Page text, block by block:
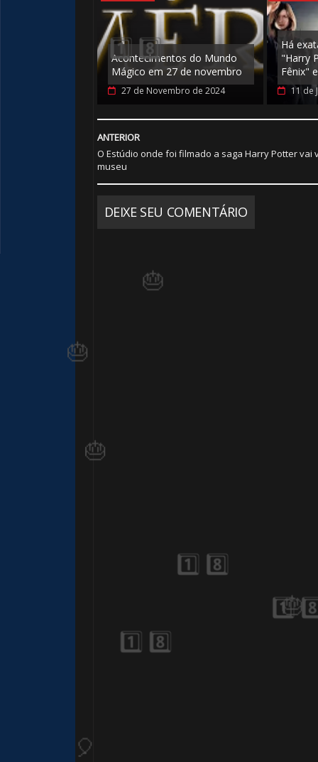
Acontecimentos do Mundo
Mágico em 27 de novembro
27 de Novembro de 2024
Há
"Harry
Fênix"
11 de
ANTERIOR
O Estúdio onde foi filmado a saga Harry Potter vai
museu
DEIXE SEU COMENTÁRIO
🎂
1️⃣ 8️⃣
1️⃣ 8️⃣
1️⃣ 8️⃣